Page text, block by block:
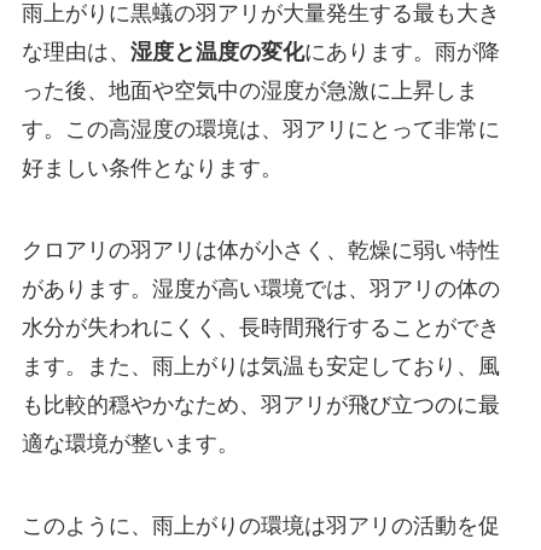
雨上がりに黒蟻の羽アリが大量発生する最も大き
な理由は、 湿度と温度の変化にあります。雨が降
った後、地面や空気中の湿度が急激に上昇しま
す。この高湿度の環境は、羽アリにとって非常に
好ましい条件となります。
クロアリの羽アリは体が小さく、乾燥に弱い特性
があります。湿度が高い環境では、羽アリの体の
水分が失われにくく、長時間飛行することができ
ます。また、雨上がりは気温も安定しており、風
も比較的穏やかなため、羽アリが飛び立つのに最
適な環境が整います。
このように、雨上がりの環境は羽アリの活動を促